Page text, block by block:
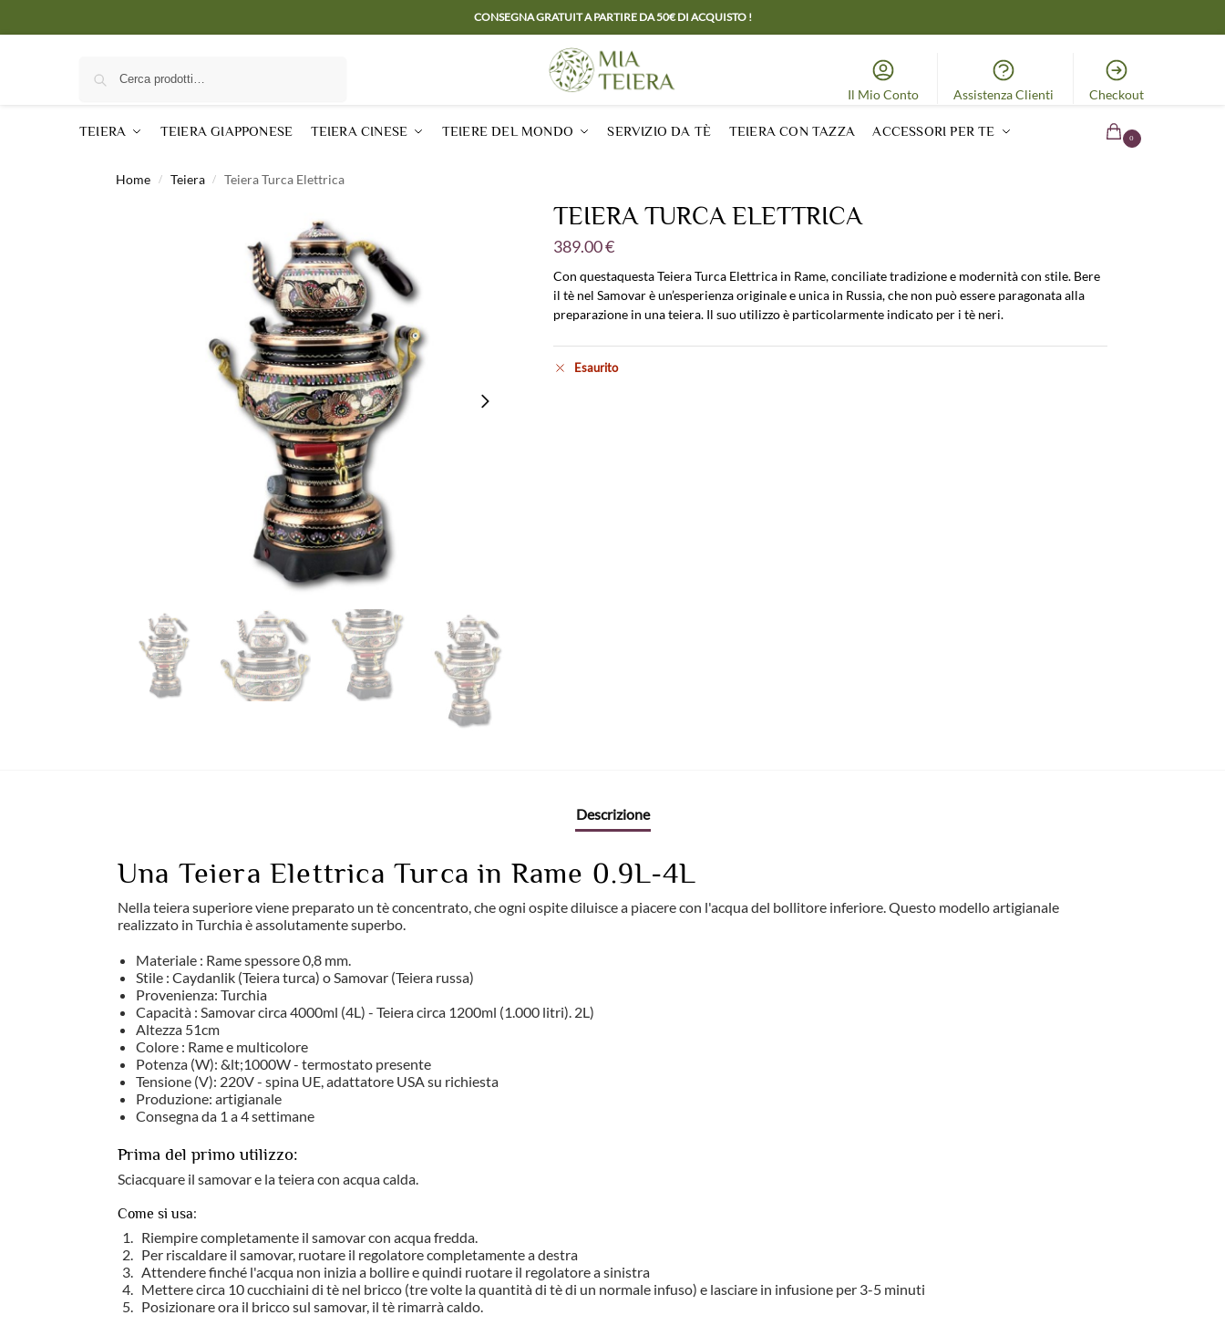
CONSEGNA GRATUIT A PARTIRE DA 50€ DI ACQUISTO !
Il Mio Conto Assistenza Clienti Checkout
TEIERA TEIERA GIAPPONESE TEIERA CINESE TEIERE DEL MONDO SERVIZIO DA TÈ TEIERA CON TAZZA ACCESSORI PER TE 0
Home / Teiera / Teiera Turca Elettrica
TEIERA TURCA ELETTRICA
389.00€
Con questaquesta Teiera Turca Elettrica in Rame, conciliate tradizione e modernità con stile. Bere
il tè nel Samovar è un’esperienza originale e unica in Russia, che non può essere paragonata alla
preparazione in una teiera. Il suo utilizzo è particolarmente indicato per i tè neri.
Esaurito
Descrizione
Una Teiera Elettrica Turca in Rame 0.9L-4L
Nella teiera superiore viene preparato un tè concentrato, che ogni ospite diluisce a piacere con l'acqua del bollitore inferiore. Questo modello artigianale
realizzato in Turchia è assolutamente superbo.
Materiale : Rame spessore 0,8 mm.
Stile : Caydanlik (Teiera turca) o Samovar (Teiera russa)
Provenienza: Turchia
Capacità : Samovar circa 4000ml (4L) - Teiera circa 1200ml (1.000 litri). 2L)
Altezza 51cm
Colore : Rame e multicolore
Potenza (W): &lt;1000W - termostato presente
Tensione (V): 220V - spina UE, adattatore USA su richiesta
Produzione: artigianale
Consegna da 1 a 4 settimane
Prima del primo utilizzo:
Sciacquare il samovar e la teiera con acqua calda.
Come si usa:
Riempire completamente il samovar con acqua fredda.
Per riscaldare il samovar, ruotare il regolatore completamente a destra
Attendere finché l'acqua non inizia a bollire e quindi ruotare il regolatore a sinistra
Mettere circa 10 cucchiaini di tè nel bricco (tre volte la quantità di tè di un normale infuso) e lasciare in infusione per 3-5 minuti
Posizionare ora il bricco sul samovar, il tè rimarrà caldo.